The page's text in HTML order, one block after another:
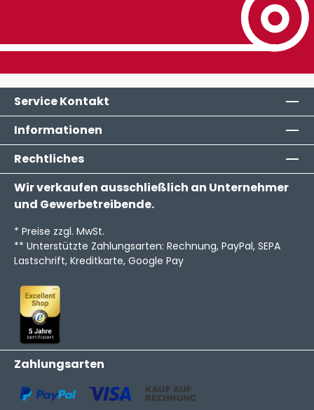
Service Kontakt
Informationen
Rechtliches
Wir verkaufen ausschließlich an Unternehmer
und Gewerbetreibende.
* Preise zzgl. MwSt.
** Unterstützte Zahlungsarten: Rechnung, PayPal, SEPA
Lastschrift, Kreditkarte, Google Pay
Zahlungsarten